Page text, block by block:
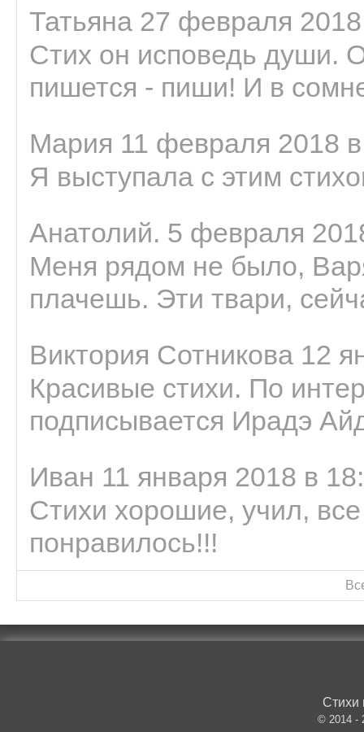
Татьяна 27 февраля
Стих он исповедь души.
пишется - пиши! И в
Мария 11 февраля 2018
Я выступала с этим
Анатолий. 5 февраля
Меня рядом не было,
плачешь. Эти твари,
Виктория Сотникова 12
Красивые стихи. По
подписывается Ирадэ
Иван 11 января 2018 в
Стихи хорошие, учил,
понравилось!!!
Стихи
© 2014 -